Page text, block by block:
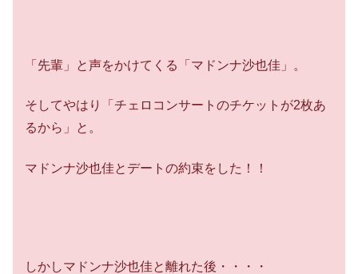
「先輩」と声をかけてくる「マドンナ沙也佳」。
そしてやはり「チェロコンサートのチケットが2枚あ
るから」と。
マドンナ沙也佳とデートの約束をした！！
しかしマドンナ沙也佳と離れた後・・・・